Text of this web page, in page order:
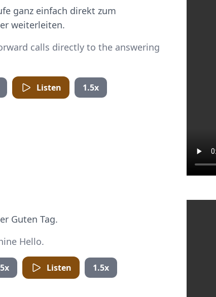
ganz einfach direkt zum
weiterleiten.
calls directly to the answering
Listen 1.5x
Guten Tag.
Hello.
Listen 1.5x